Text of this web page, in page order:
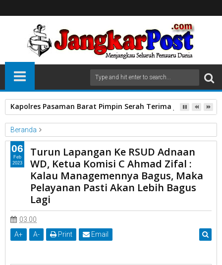
Kapolres Pasaman Barat Pimpin Serah Terima Jabatan PJU
Beranda
DPRD Kota Payakumbuh.
Komisi C
Turlap Ke RSUD ADNAAN WD
Turun Lapangan Ke RSUD Adnaan WD, Ketua Komisi C Ahmad
Zifal : Kalau Managemennya Bagus, Maka Pelayanan Pasti Akan
Lebih Bagus Lagi
Turun Lapangan Ke RSUD Adnaan
WD, Ketua Komisi C Ahmad Zifal :
Kalau Managemennya Bagus, Maka
Pelayanan Pasti Akan Lebih Bagus
Lagi
03.00
A+ A- Print Email
06
Feb
2023